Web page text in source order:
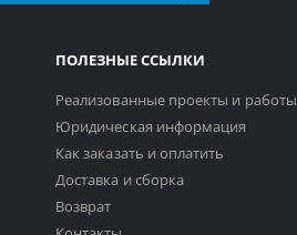
ПОЛЕЗНЫЕ ССЫЛКИ
Реализованные проекты и работы
Юридическая информация
Как заказать и оплатить
Доставка и сборка
Возврат